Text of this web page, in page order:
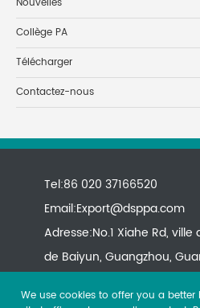
Collège PA
Télécharger
Contactez-nous
Tel:86 020 37166520
Email:Export@dsppa.com
Adresse:No.1 Xiahe Rd,
de Baiyun, Guangzhou,
We use cookies to offer you a better